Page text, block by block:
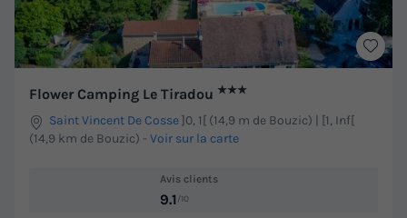
Flower Camping Le Tiradou ★★★
Saint Vincent De Cosse]0, 1[ (14,9 m de Bouzic) | [1, Inf[
(14,9 km de Bouzic) - Voir sur la carte
Avis clients
9.1 /10